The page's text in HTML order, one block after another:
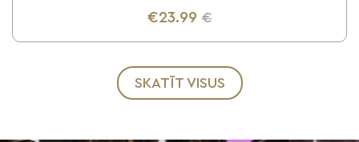
€23.99 €
UZZINI VAIRĀK
SKATĪT VISUS